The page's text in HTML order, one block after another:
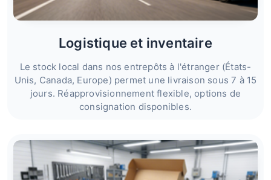
Logistique et inventaire
Le stock local dans nos entrepôts à l'étranger (États-
Unis, Canada, Europe) permet une livraison sous 7 à 15
jours. Réapprovisionnement flexible, options de
consignation disponibles.